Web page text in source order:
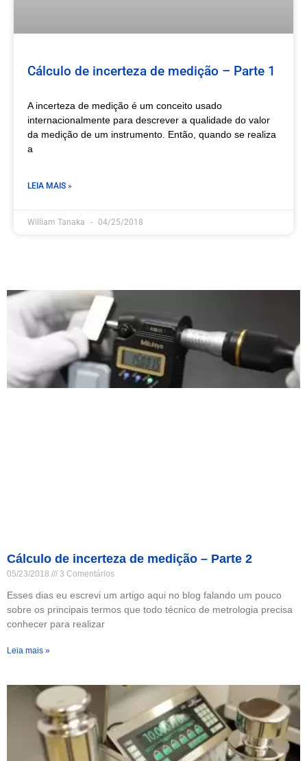
Cálculo de incerteza de medição – Parte 1
A incerteza de medição é um conceito usado
internacionalmente para descrever a qualidade do valor
da medição de um instrumento. Então, quando se realiza
a
LEIA MAIS »
William Tanaka 04/25/2018
Cálculo de incerteza de medição – Parte 2
05/23/2018 3 Comentários
Esses dias eu escrevi um artigo aqui no blog falando um pouco
sobre os principais termos que todo técnico de metrologia precisa
conhecer para realizar
Leia mais »